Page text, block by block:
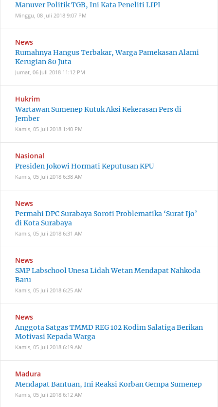
Manuver Politik TGB, Ini Kata Peneliti LIPI
Minggu, 08 Juli 2018 9:07 PM
News
Rumahnya Hangus Terbakar, Warga Pamekasan Alami
Kerugian 80 Juta
Jumat, 06 Juli 2018 11:12 PM
Hukrim
Wartawan Sumenep Kutuk Aksi Kekerasan Pers di
Jember
Kamis, 05 Juli 2018 1:40 PM
Nasional
Presiden Jokowi Hormati Keputusan KPU
Kamis, 05 Juli 2018 6:38 AM
News
Permahi DPC Surabaya Soroti Problematika ‘Surat Ijo’
di Kota Surabaya
Kamis, 05 Juli 2018 6:31 AM
News
SMP Labschool Unesa Lidah Wetan Mendapat Nahkoda
Baru
Kamis, 05 Juli 2018 6:25 AM
News
Anggota Satgas TMMD REG 102 Kodim Salatiga Berikan
Motivasi Kepada Warga
Kamis, 05 Juli 2018 6:19 AM
Madura
Mendapat Bantuan, Ini Reaksi Korban Gempa Sumenep
Kamis, 05 Juli 2018 6:12 AM